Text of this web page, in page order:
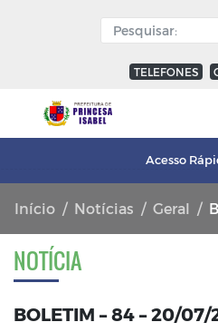
TELEFONES
Acesso
Início Notícias Geral
NOTÍCIA
BOLETIM – 84 – 20/